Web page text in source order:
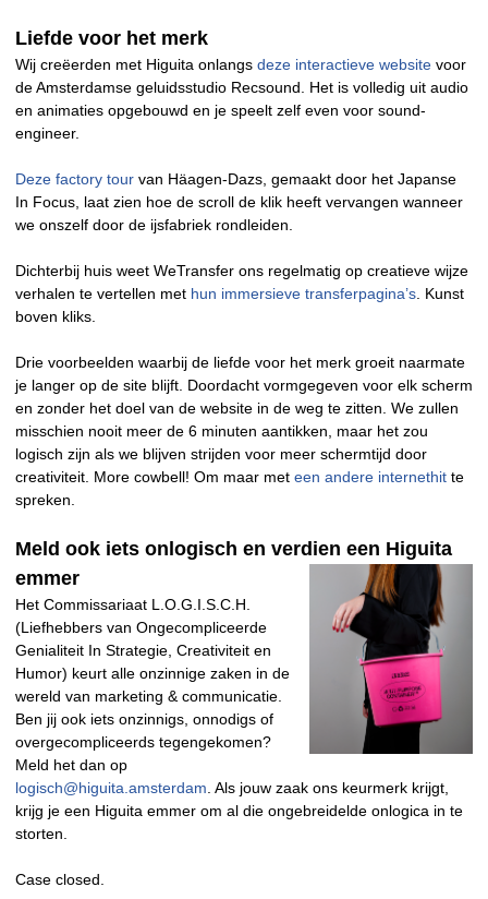
Liefde voor het merk
Wij creëerden met Higuita onlangs deze interactieve website voor
de Amsterdamse geluidsstudio Recsound. Het is volledig uit audio
en animaties opgebouwd en je speelt zelf even voor sound-
engineer.
Deze factory tour van Häagen-Dazs, gemaakt door het Japanse
In Focus, laat zien hoe de scroll de klik heeft vervangen wanneer
we onszelf door de ijsfabriek rondleiden.
Dichterbij huis weet WeTransfer ons regelmatig op creatieve wijze
verhalen te vertellen met hun immersieve transferpagina’s . Kunst
boven kliks.
Drie voorbeelden waarbij de liefde voor het merk groeit naarmate
je langer op de site blijft. Doordacht vormgegeven voor elk scherm
en zonder het doel van de website in de weg te zitten. We zullen
misschien nooit meer de 6 minuten aantikken, maar het zou
logisch zijn als we blijven strijden voor meer schermtijd door
creativiteit. More cowbell! Om maar met een andere internethit te
spreken.
Meld ook iets onlogisch en verdien een Higuita
emmer
Het Commissariaat L.O.G.I.S.C.H.
(Liefhebbers van Ongecompliceerde
Genialiteit In Strategie, Creativiteit en
Humor) keurt alle onzinnige zaken in de
wereld van marketing & communicatie.
Ben jij ook iets onzinnigs, onnodigs of
overgecompliceerds tegengekomen?
Meld het dan op
logisch@higuita.amsterdam . Als jouw zaak ons keurmerk krijgt,
krijg je een Higuita emmer om al die ongebreidelde onlogica in te
storten.
Case closed.